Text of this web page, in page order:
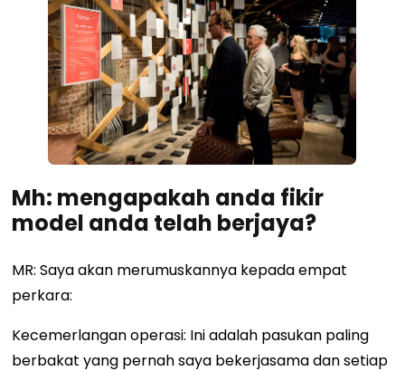
Mh: mengapakah anda fikir
model anda telah berjaya?
MR: Saya akan merumuskannya kepada empat
perkara:
Kecemerlangan operasi: Ini adalah pasukan paling
berbakat yang pernah saya bekerjasama dan setiap